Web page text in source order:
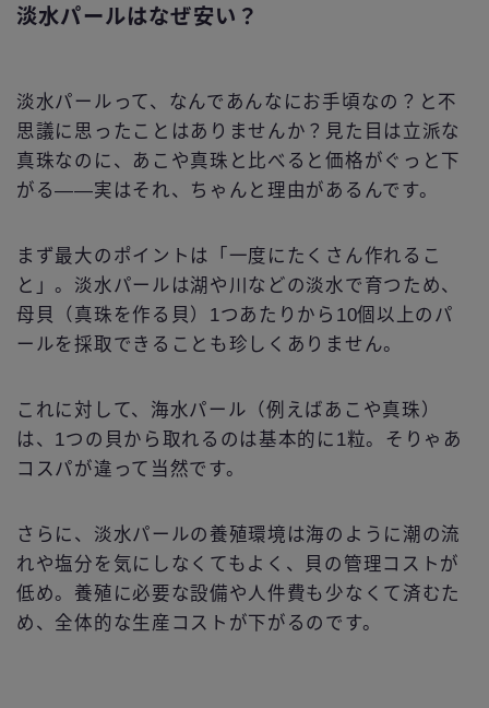
淡水パールはなぜ安い？
淡水パールって、なんであんなにお手頃なの？と不
思議に思ったことはありませんか？見た目は立派な
真珠なのに、あこや真珠と比べると価格がぐっと下
がる――実はそれ、ちゃんと理由があるんです。
まず最大のポイントは「一度にたくさん作れるこ
と」。淡水パールは湖や川などの淡水で育つため、
母貝（真珠を作る貝）1つあたりから10個以上のパ
ールを採取できることも珍しくありません。
これに対して、海水パール（例えばあこや真珠）
は、1つの貝から取れるのは基本的に1粒。そりゃあ
コスパが違って当然です。
さらに、淡水パールの養殖環境は海のように潮の流
れや塩分を気にしなくてもよく、貝の管理コストが
低め。養殖に必要な設備や人件費も少なくて済むた
め、全体的な生産コストが下がるのです。